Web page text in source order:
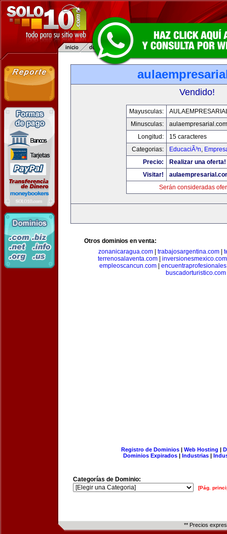
Vendido!
Mayusculas:
Minusculas:
aulaempresarial.com
Longitud:
15 caracteres
Categorias:
EducaciÃ³n,
Precio:
Realizar una oferta!
Visitar!
Serán consideradas
Otros dominios en venta:
zonanicaragua.com
trabajosargentina.com
terrenosalaventa.com| inversionesmexico.com
empleoscancun.com
buscadorturistico.com
Registro de Dominios| Web Hosting |
Dominios Expirados | Industrias |
Categorías de Dominio:
[Pág.
** Precios